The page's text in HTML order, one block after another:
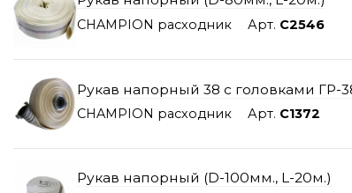
CHAMPION расходник Арт. C2546
Рукав напорный 38 с головками ГР-
CHAMPION расходник Арт. C1372
Рукав напорный (D-100мм., L-20м.)